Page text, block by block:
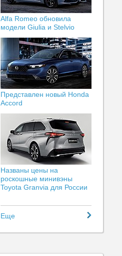
Alfa Romeo обновила
модели Giulia и Stelvio
Представлен новый Honda
Accord
Названы цены на
роскошные минивэны
Toyota Granvia для России
Еще